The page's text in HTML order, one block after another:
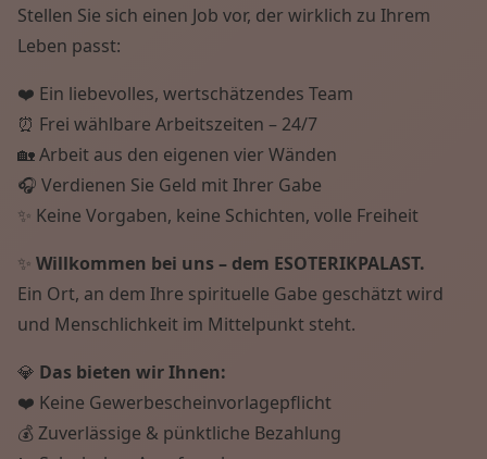
Stellen Sie sich einen Job vor, der wirklich zu Ihrem
Leben passt:
❤️ Ein liebevolles, wertschätzendes Team
⏰ Frei wählbare Arbeitszeiten – 24/7
🏡 Arbeit aus den eigenen vier Wänden
🎧 Verdienen Sie Geld mit Ihrer Gabe
✨ Keine Vorgaben, keine Schichten, volle Freiheit
✨ Willkommen bei uns – dem ESOTERIKPALAST.
Ein Ort, an dem Ihre spirituelle Gabe geschätzt wird
und Menschlichkeit im Mittelpunkt steht.
💎 Das bieten wir Ihnen:
❤️ Keine Gewerbescheinvorlagepflicht
💰 Zuverlässige & pünktliche Bezahlung